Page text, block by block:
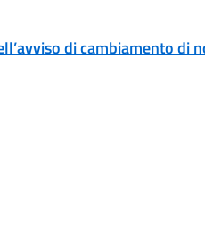
di cambiamento di